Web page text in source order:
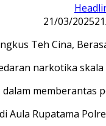
21/03/2025
narkotika
memberantas
Rupatama